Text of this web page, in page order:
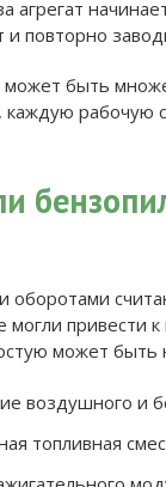
агрегат
и повторно
быть
каждую рабочую
привести
может быть
воздушного и
топливная